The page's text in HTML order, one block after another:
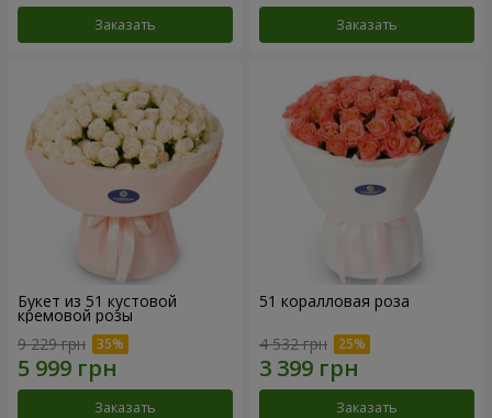
Заказать Заказать
Букет из 51 кустовой
кремовой розы
9 229 грн
Заказать
51 коралловая роза
4 532 грн
Заказать